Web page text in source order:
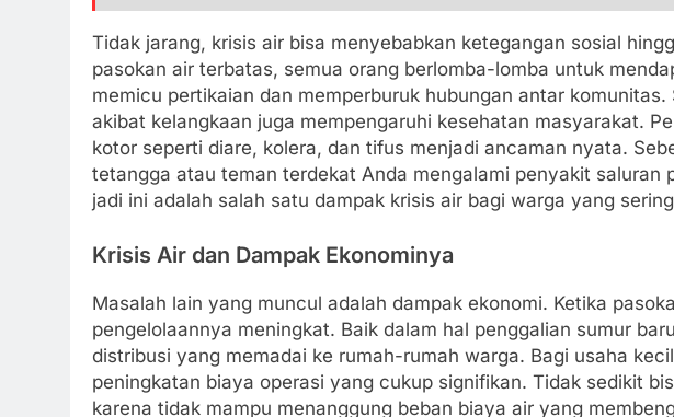
Tidak jarang, krisis air bisa menyebabkan ketegangan sosial
pasokan air terbatas, semua orang berlomba-lomba untuk
memicu pertikaian dan memperburuk hubungan antar
akibat kelangkaan juga mempengaruhi kesehatan masyarakat.
kotor seperti diare, kolera, dan tifus menjadi ancaman nyata.
tetangga atau teman terdekat Anda mengalami penyakit saluran
jadi ini adalah salah satu dampak krisis air bagi warga yang
Krisis Air dan Dampak Ekonominya
Masalah lain yang muncul adalah dampak ekonomi. Ketika
pengelolaannya meningkat. Baik dalam hal penggalian sumur
distribusi yang memadai ke rumah-rumah warga. Bagi usaha
peningkatan biaya operasi yang cukup signifikan. Tidak sedikit
karena tidak mampu menanggung beban biaya air yang